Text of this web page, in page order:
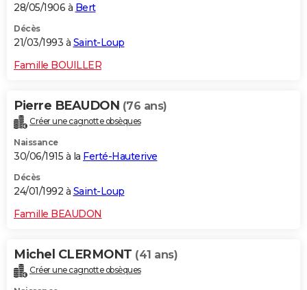
28/05/1906 à Bert
Décès
21/03/1993 à Saint-Loup
Famille BOUILLER
Pierre BEAUDON (76 ans)
Créer une cagnotte obsèques
Naissance
30/06/1915 à la Ferté-Hauterive
Décès
24/01/1992 à Saint-Loup
Famille BEAUDON
Michel CLERMONT (41 ans)
Créer une cagnotte obsèques